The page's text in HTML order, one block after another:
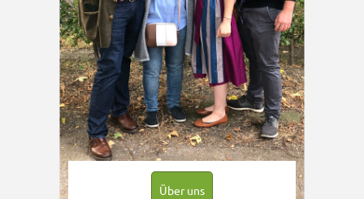
Über uns